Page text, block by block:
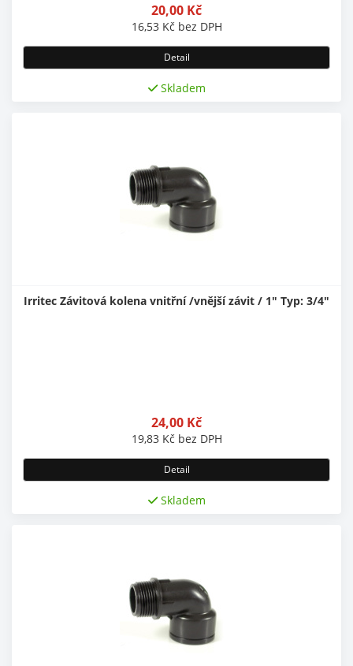
20,00 Kč
16,53 Kč bez DPH
Detail
Skladem
Irritec Závitová kolena vnitřní /vnější závit / 1" Typ: 3/4"
24,00 Kč
19,83 Kč bez DPH
Detail
Skladem